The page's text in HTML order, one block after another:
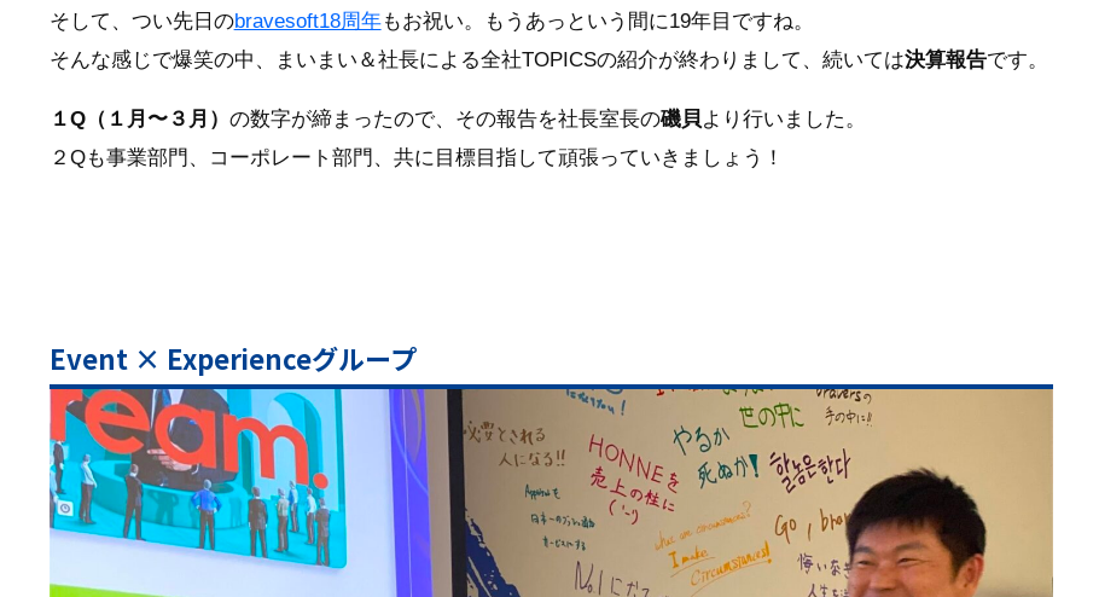
そして、つい先日のbravesoft18周年もお祝い。もうあっという間に19年目ですね。
そんな感じで爆笑の中、まいまい＆社長による全社TOPICSの紹介が終わりまして、続いては決算報告です。
１Q（１月〜３月） の数字が締まったので、その報告を社長室長の磯貝より行いました。
２Qも事業部門、コーポレート部門、共に目標目指して頑張っていきましょう！
Event × Experienceグループ